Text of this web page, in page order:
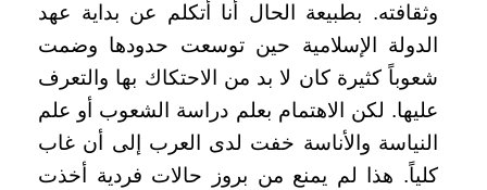
وثقافته. بطبيعة الحال أنا أتكلم عن بداية عهد
الدولة الإسلامية حين توسعت حدودها وضمت
شعوباً كثيرة كان لا بد من الاحتكاك بها والتعرف
عليها. لكن الاهتمام بعلم دراسة الشعوب أو علم
النياسة والأناسة خفت لدى العرب إلى أن غاب
كلياً. هذا لم يمنع من بروز حالات فردية أخذت